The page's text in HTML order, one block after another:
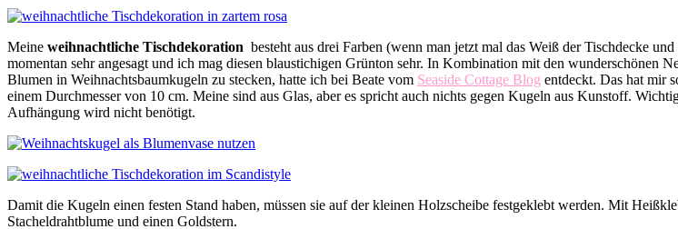
Meine weihnachtliche Tischdekoration besteht aus drei Farben (wenn man jetzt mal das Weiß der Tischdecke
momentan sehr angesagt und ich mag diesen blaustichigen Grünton sehr. In Kombination mit den wunderschönen
Blumen in Weihnachtsbaumkugeln zu stecken, hatte ich bei Beate vom Seaside Cottage Blog entdeckt. Das hat mir
einem Durchmesser von 10 cm. Meine sind aus Glas, aber es spricht auch nichts gegen Kugeln aus Kunstoff.
Aufhängung wird nicht benötigt.
Damit die Kugeln einen festen Stand haben, müssen sie auf der kleinen Holzscheibe festgeklebt werden. Mit
Stacheldrahtblume und einen Goldstern.